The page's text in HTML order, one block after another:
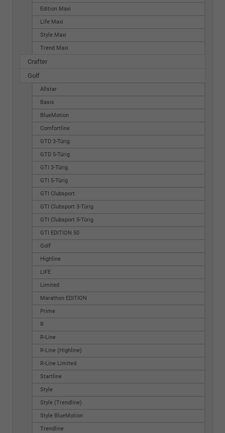
Edition Maxi
Life Maxi
Style Maxi
Trend Maxi
Crafter
Golf
Allstar
Basis
BlueMotion
Comfortline
GTD 3-Türig
GTD 5-Türig
GTI 3-Türig
GTI 5-Türig
GTI Clubsport
GTI Clubsport 3-Türig
GTI Clubsport 5-Türig
GTI EDITION 50
Golf
Highline
LIFE
Limited
Marathon EDITION
Prime
R
R-Line
R-Line (Highline)
R-Line Limited
Startline
Style
Style (Trendline)
Style BlueMotion
Trendline